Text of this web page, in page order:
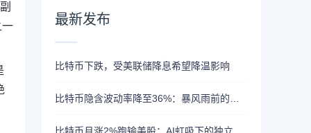
一
最新发布
比特币下跌，受美联储降息希望降温影响